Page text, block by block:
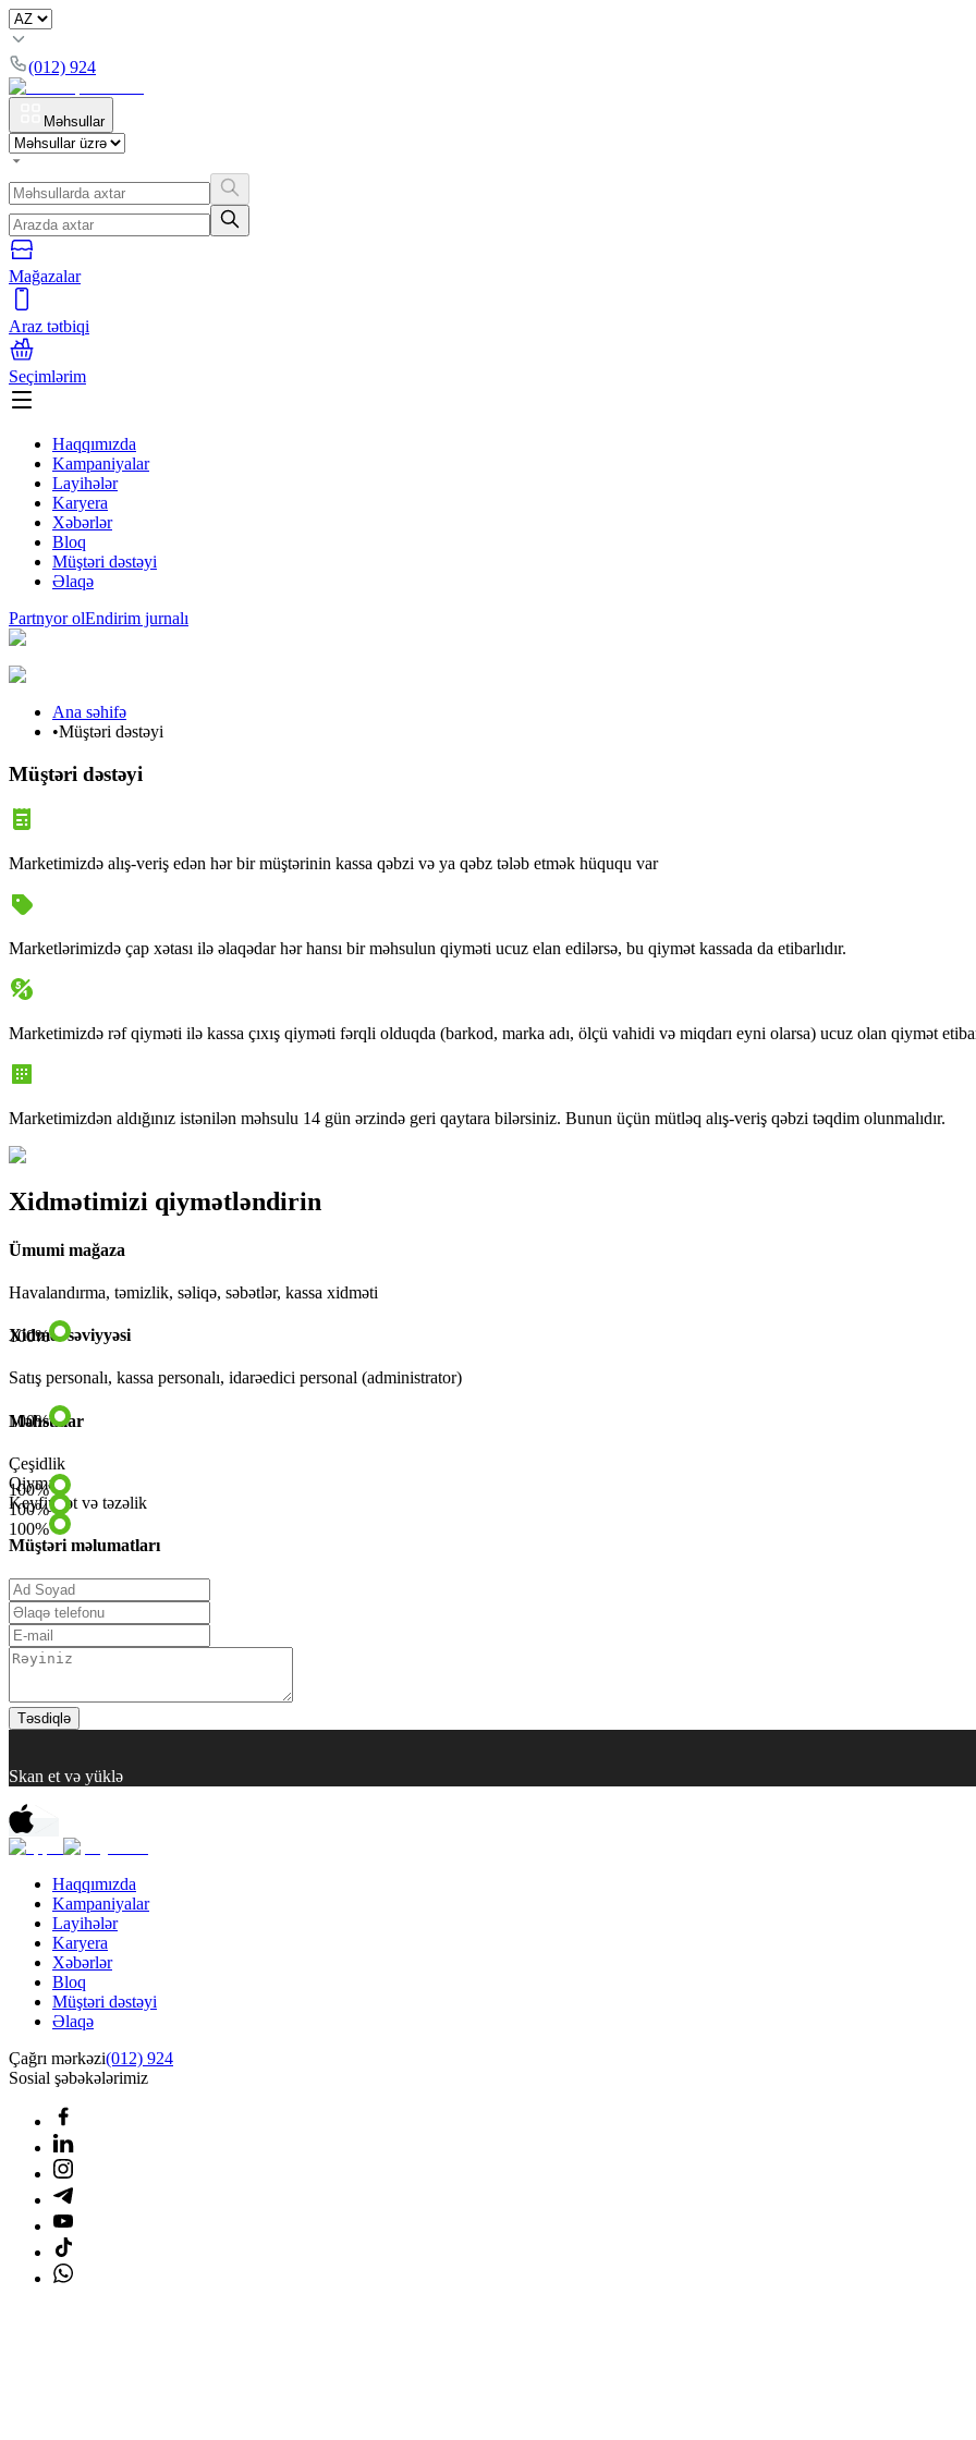
(012) 924
Məhsullar
Mağazalar
Araz tətbiqi
Seçimlərim
Haqqımızda
Kampaniyalar
Layihələr
Karyera
Xəbərlər
Bloq
Müştəri dəstəyi
Əlaqə
Partnyor olEndirim jurnalı
Ana səhifə
•Müştəri dəstəyi
Müştəri dəstəyi
Marketimizdə alış-veriş edən hər bir müştərinin kassa qəbzi və ya qəbz tələb etmək hüququ var
Marketlərimizdə çap xətası ilə əlaqədar hər hansı bir məhsulun qiyməti ucuz elan edilərsə, bu qiymət kassada da etibarlıdır.
Marketimizdə rəf qiyməti ilə kassa çıxış qiyməti fərqli olduqda (barkod, marka adı, ölçü vahidi və miqdarı eyni olarsa) ucuz olan qiymət
Marketimizdən aldığınız istənilən məhsulu 14 gün ərzində geri qaytara bilərsiniz. Bunun üçün mütləq alış-veriş qəbzi təqdim olunmalıdır.
Xidmətimizi qiymətləndirin
Ümumi mağaza
Havalandırma, təmizlik, səliqə, səbətlər, kassa xidməti
100%
Xidmət səviyyəsi
Satış personalı, kassa personalı, idarəedici personal (administrator)
100%
Məhsullar
Çeşidlik
100%
Qiymət
100%
Keyfiyyət və təzəlik
100%
Müştəri məlumatları
Təsdiqlə
Skan et və yüklə
Haqqımızda
Kampaniyalar
Layihələr
Karyera
Xəbərlər
Bloq
Müştəri dəstəyi
Əlaqə
Çağrı mərkəzi(012) 924
Sosial şəbəkələrimiz